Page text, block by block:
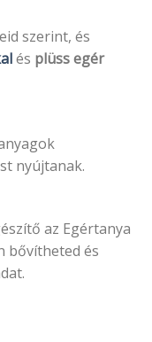
szerint, és
és plüss egér
nyújtanak.
az Egértanya
bővítheted és